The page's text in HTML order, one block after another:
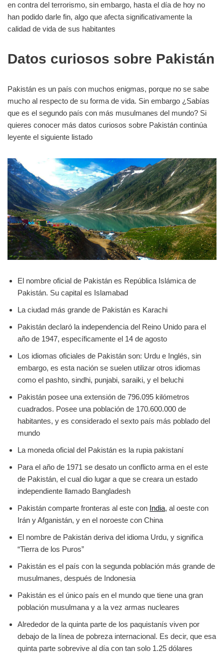
en contra del terrorismo, sin embargo, hasta el día de hoy no
han podido darle fin, algo que afecta significativamente la
calidad de vida de sus habitantes
Datos curiosos sobre Pakistán
Pakistán es un país con muchos enigmas, porque no se sabe
mucho al respecto de su forma de vida. Sin embargo ¿Sabías
que es el segundo país con más musulmanes del mundo? Si
quieres conocer más datos curiosos sobre Pakistán continúa
leyente el siguiente listado
El nombre oficial de Pakistán es República Islámica de
Pakistán. Su capital es Islamabad
La ciudad más grande de Pakistán es Karachi
Pakistán declaró la independencia del Reino Unido para el
año de 1947, específicamente el 14 de agosto
Los idiomas oficiales de Pakistán son: Urdu e Inglés, sin
embargo, es esta nación se suelen utilizar otros idiomas
como el pashto, sindhi, punjabi, saraiki, y el beluchi
Pakistán posee una extensión de 796.095 kilómetros
cuadrados. Posee una población de 170.600.000 de
habitantes, y es considerado el sexto país más poblado del
mundo
La moneda oficial del Pakistán es la rupia pakistaní
Para el año de 1971 se desato un conflicto arma en el este
de Pakistán, el cual dio lugar a que se creara un estado
independiente llamado Bangladesh
Pakistán comparte fronteras al este con India, al oeste con
Irán y Afganistán, y en el noroeste con China
El nombre de Pakistán deriva del idioma Urdu, y significa
“Tierra de los Puros”
Pakistán es el país con la segunda población más grande de
musulmanes, después de Indonesia
Pakistán es el único país en el mundo que tiene una gran
población musulmana y a la vez armas nucleares
Alrededor de la quinta parte de los paquistanís viven por
debajo de la línea de pobreza internacional. Es decir, que esa
quinta parte sobrevive al día con tan solo 1.25 dólares